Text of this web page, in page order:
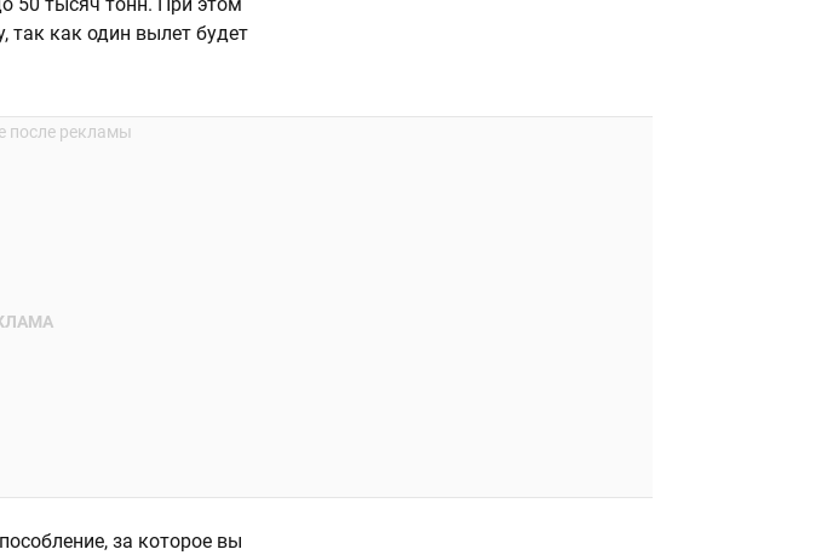
так как один вылет будет
за которое вы